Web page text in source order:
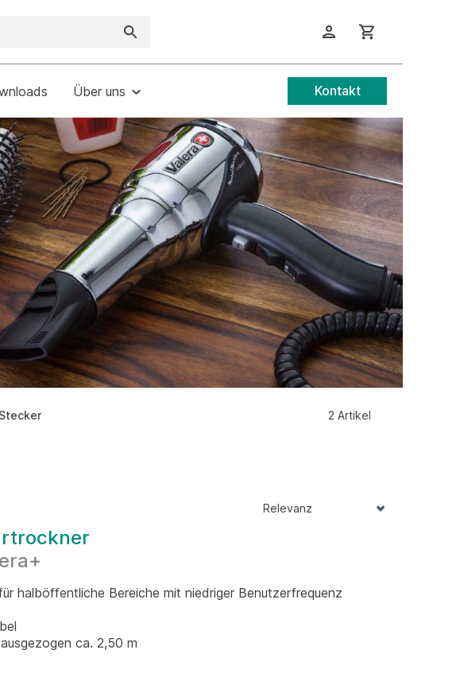
Über uns Kontakt
2 Artikel
halböffentliche Bereiche mit niedriger Benutzerfrequenz
ca. 2,50 m